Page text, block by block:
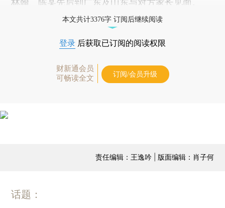
本文共计3376字 订阅后继续阅读
登录 后获取已订阅的阅读权限
财新通会员
可畅读全文
订阅/会员升级
责任编辑：王逸吟 | 版面编辑：肖子何
话题：